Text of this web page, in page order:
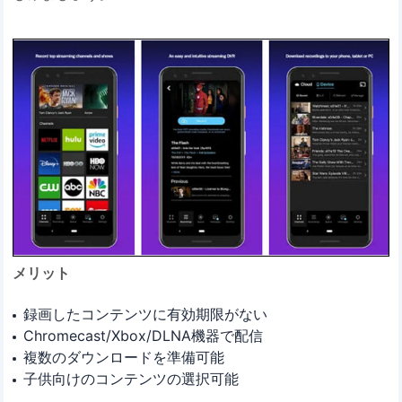
メリット
録画したコンテンツに有効期限がない
Chromecast/Xbox/DLNA機器で配信
複数のダウンロードを準備可能
子供向けのコンテンツの選択可能